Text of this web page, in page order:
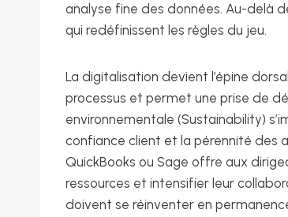
analyse fine des données. Au-delà
qui redéfinissent les règles du jeu.
La digitalisation devient l’épine
processus et permet une prise de
environnementale (Sustainability)
confiance client et la pérennité des
QuickBooks ou Sage offre aux
ressources et intensifier leur
doivent se réinventer en